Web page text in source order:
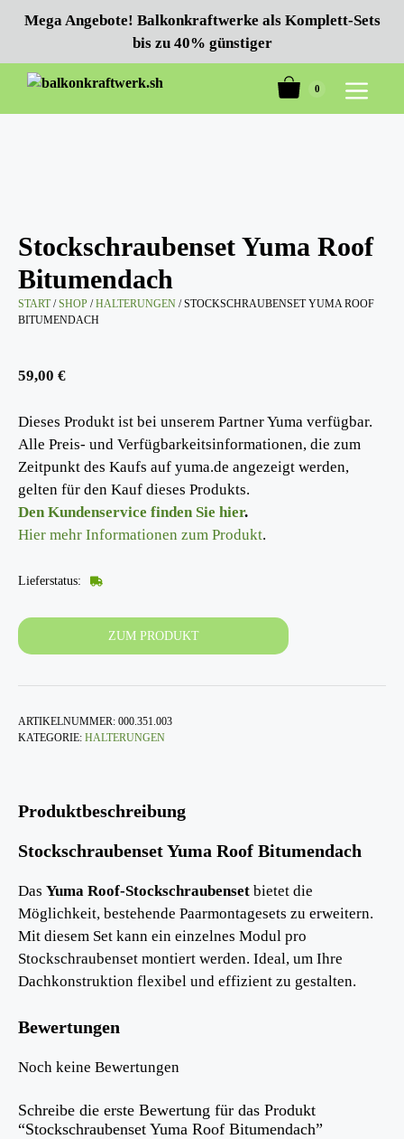
Mega Angebote! Balkonkraftwerke als Komplett-Sets
bis zu 40% günstiger
0
Menü
Stockschraubenset Yuma Roof
Bitumendach
START/SHOP /HALTERUNGEN / STOCKSCHRAUBENSET YUMA ROOF
BITUMENDACH
59,00 €
Dieses Produkt ist bei unserem Partner Yuma verfügbar.
Alle Preis- und Verfügbarkeitsinformationen, die zum
Zeitpunkt des Kaufs auf yuma.de angezeigt werden,
gelten für den Kauf dieses Produkts.
Den Kundenservice finden Sie hier.
Hier mehr Informationen zum Produkt.
Lieferstatus:
ZUM PRODUKT
ARTIKELNUMMER: 000.351.003
KATEGORIE: HALTERUNGEN
Produktbeschreibung
Stockschraubenset Yuma Roof Bitumendach
Das Yuma Roof-Stockschraubenset bietet die
Möglichkeit, bestehende Paarmontagesets zu erweitern.
Mit diesem Set kann ein einzelnes Modul pro
Stockschraubenset montiert werden. Ideal, um Ihre
Dachkonstruktion flexibel und effizient zu gestalten.
Bewertungen
Noch keine Bewertungen
Schreibe die erste Bewertung für das Produkt
“Stockschraubenset Yuma Roof Bitumendach”